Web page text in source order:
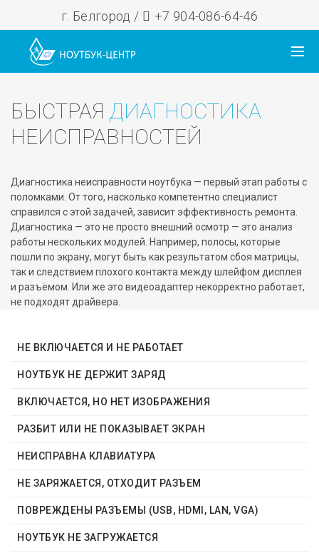
г. Белгород / +7 904-086-64-46
БЫСТРАЯ ДИАГНОСТИКА
НЕИСПРАВНОСТЕЙ
Диагностика неисправности ноутбука — первый этап работы с
поломками. От того, насколько компетентно специалист
справился с этой задачей, зависит эффективность ремонта.
Диагностика — это не просто внешний осмотр — это анализ
работы нескольких модулей. Например, полосы, которые
пошли по экрану, могут быть как результатом сбоя матрицы,
так и следствием плохого контакта между шлейфом дисплея
и разъёмом. Или же это видеоадаптер некорректно работает,
не подходят драйвера.
НЕ ВКЛЮЧАЕТСЯ И НЕ РАБОТАЕТ
НОУТБУК НЕ ДЕРЖИТ ЗАРЯД
ВКЛЮЧАЕТСЯ, НО НЕТ ИЗОБРАЖЕНИЯ
РАЗБИТ ИЛИ НЕ ПОКАЗЫВАЕТ ЭКРАН
НЕИСПРАВНА КЛАВИАТУРА
НЕ ЗАРЯЖАЕТСЯ, ОТХОДИТ РАЗЪЕМ
ПОВРЕЖДЕНЫ РАЗЪЕМЫ (USB, HDMI, LAN, VGA)
НОУТБУК НЕ ЗАГРУЖАЕТСЯ